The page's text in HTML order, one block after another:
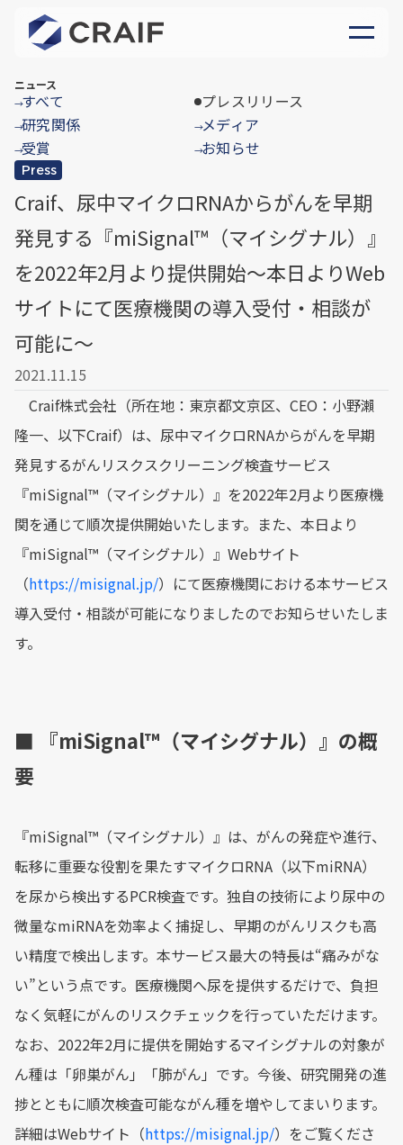
ニュース
→すべて プレスリリース
→研究関係 →メディア
→受賞 →お知らせ
Press
Craif、尿中マイクロRNAからがんを早期
発見する『miSignal™（マイシグナル）』
を2022年2月より提供開始～本日よりWeb
サイトにて医療機関の導入受付・相談が
可能に～
2021.11.15
Craif株式会社（所在地：東京都文京区、CEO：小野瀨
隆一、以下Craif）は、尿中マイクロRNAからがんを早期
発見するがんリスクスクリーニング検査サービス
『miSignal™（マイシグナル）』を2022年2月より医療機
関を通じて順次提供開始いたします。また、本日より
『miSignal™（マイシグナル）』Webサイト
（https://misignal.jp/）にて医療機関における本サービス
導入受付・相談が可能になりましたのでお知らせいたしま
す。
■ 『miSignal™（マイシグナル）』の概
要
『miSignal™（マイシグナル）』は、がんの発症や進行、
転移に重要な役割を果たすマイクロRNA（以下miRNA）
を尿から検出するPCR検査です。独自の技術により尿中の
微量なmiRNAを効率よく捕捉し、早期のがんリスクも高
い精度で検出します。本サービス最大の特長は“痛みがな
い”という点です。医療機関へ尿を提供するだけで、負担
なく気軽にがんのリスクチェックを行っていただけます。
なお、2022年2月に提供を開始するマイシグナルの対象が
ん種は「卵巣がん」「肺がん」です。今後、研究開発の進
捗とともに順次検査可能ながん種を増やしてまいります。
詳細はWebサイト（https://misignal.jp/）をご覧くださ